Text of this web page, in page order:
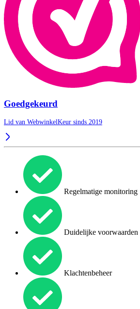
Goedgekeurd
Lid van WebwinkelKeur sinds 2019
Regelmatige monitoring
Duidelijke voorwaarden
Klachtenbeheer